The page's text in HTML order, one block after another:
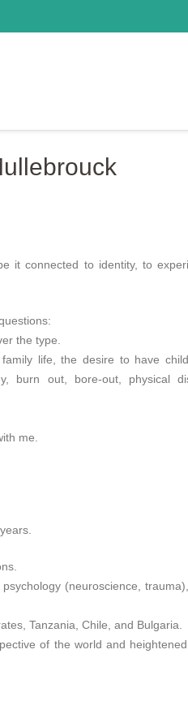
it connected to identity, to
the type.
life, the desire to have
burn out, bore-out, physical
me.
(neuroscience,
Tanzania, Chile, and Bulgaria.
of the world and